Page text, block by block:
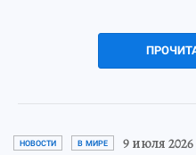
НОВОСТИ В МИРЕ 9 июля 2026